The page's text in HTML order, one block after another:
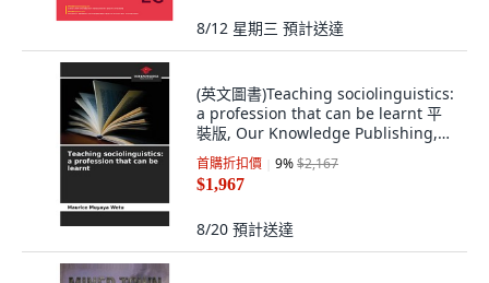
8/12 星期三 預計送達
(英文圖書)Teaching sociolinguistics:
a profession that can be learnt 平
裝版, Our Knowledge Publishing,
英文
首購折扣價 9%$2,167
$1,967
8/20 預計送達